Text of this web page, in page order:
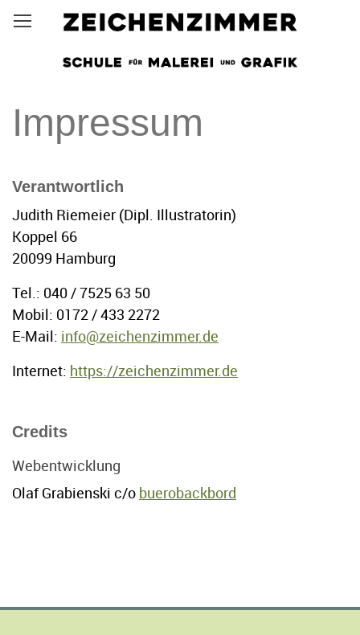
Direkt
zum
Menüsichtbarkeit umschalten
Impressum
Verantwortlich
Judith Riemeier (Dipl. Illustratorin)
Koppel 66
20099 Hamburg
Tel.: 040 / 7525 63 50
Mobil: 0172 / 433 2272
E-Mail: info@zeichenzimmer.de
Internet: https://zeichenzimmer.de
Credits
Webentwicklung
Olaf Grabienski c/o buerobackbord